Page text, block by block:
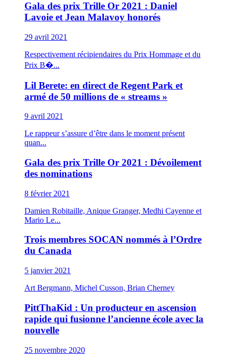
Gala des prix Trille Or 2021 : Daniel
Lavoie et Jean Malavoy honorés
29 avril 2021
Respectivement récipiendaires du Prix Hommage et du
Prix B�...
Lil Berete: en direct de Regent Park et
armé de 50 millions de « streams »
9 avril 2021
Le rappeur s’assure d’être dans le moment présent
quan...
Gala des prix Trille Or 2021 : Dévoilement
des nominations
8 février 2021
Damien Robitaille, Anique Granger, Medhi Cayenne et
Mario Le...
Trois membres SOCAN nommés à l’Ordre
du Canada
5 janvier 2021
Art Bergmann, Michel Cusson, Brian Cherney
PittThaKid : Un producteur en ascension
rapide qui fusionne l’ancienne école avec la
nouvelle
25 novembre 2020